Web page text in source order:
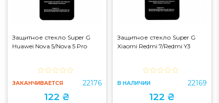
Защитное стекло Super G
Huawei Nova 5/Nova 5 Pro
ЗАКАНЧИВАЕТСЯ 22176
122 ₴
Защитное стекло Super G
Xiaomi Redmi 7/Redmi Y3
В НАЛИЧИИ 22169
122 ₴